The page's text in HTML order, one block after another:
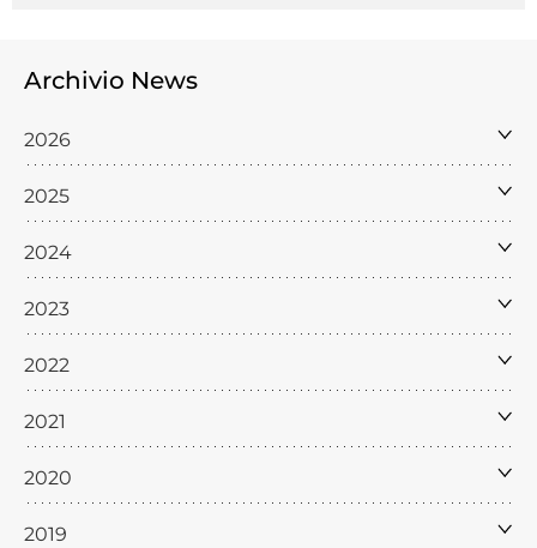
Archivio News
2026
2025
2024
2023
2022
2021
2020
2019